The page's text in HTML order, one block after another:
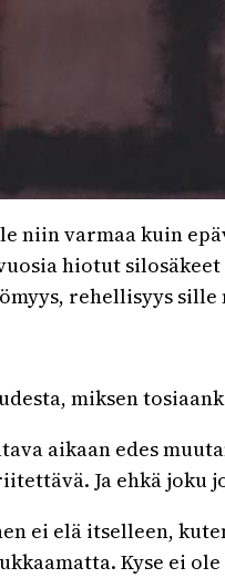
niin varmaa kuin
hiotut
rehellisyys sille
miksen
aikaan edes
Ja ehkä joku
ei elä itselleen,
Kyse ei